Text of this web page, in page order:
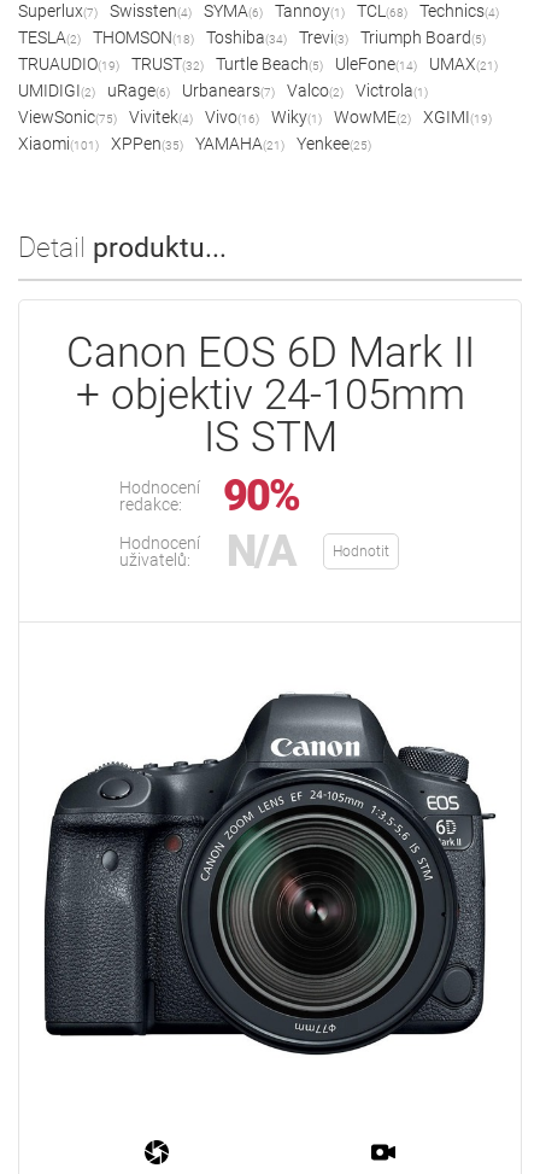
Superlux(7) Swissten(4) SYMA(6) Tannoy(1) TCL (68) Technics(4)
TESLA(2) THOMSON(18) Toshiba(34) Trevi(3) Triumph Board(5)
TRUAUDIO(19) TRUST(32) Turtle Beach(5) UleFone(14) UMAX(21)
UMIDIGI(2) uRage(6) Urbanears(7) Valco(2) Victrola(1)
ViewSonic(75) Vivitek(4) Vivo(16) Wiky(1) WowME(2) XGIMI(19)
Xiaomi(101) XPPen(35) YAMAHA(21) Yenkee(25)
Detail produktu...
Canon EOS 6D Mark II
+ objektiv 24-105mm
IS STM
Hodnocení
redakce:
90%
Hodnocení
uživatelů:
N/A Hodnotit